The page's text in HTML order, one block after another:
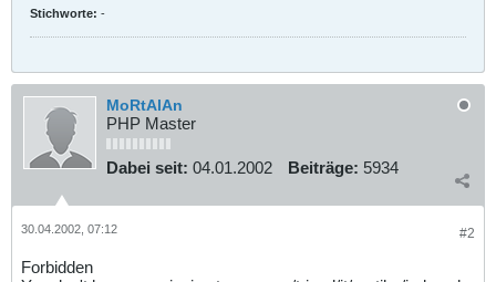
Stichworte: -
MoRtAlAn
PHP Master
Dabei seit: 04.01.2002 Beiträge: 5934
#2
30.04.2002, 07:12
Forbidden